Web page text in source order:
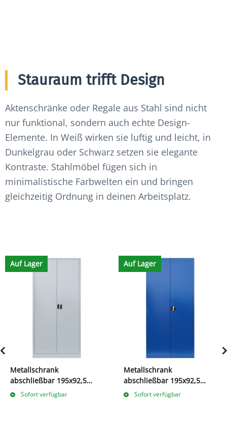
Stauraum trifft Design
Aktenschränke oder Regale aus Stahl sind nicht
nur funktional, sondern auch echte Design-
Elemente. In Weiß wirken sie luftig und leicht, in
Dunkelgrau oder Schwarz setzen sie elegante
Kontraste. Stahlmöbel fügen sich in
minimalistische Farbwelten ein und bringen
gleichzeitig Ordnung in deinen Arbeitsplatz.
Auf Lager
Metallschrank
abschließbar 195x92,5
grauSofort verfügbar
Auf Lager
Metallschrank
abschließbar 195x92,5
blauSofort verfügbar